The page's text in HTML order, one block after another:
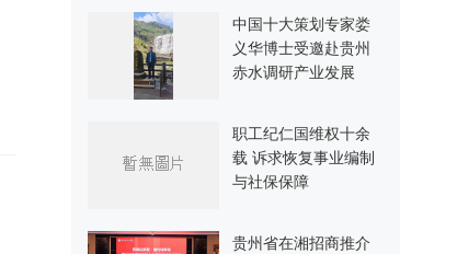
中国十大策划专家娄
义华博士受邀赴贵州
赤水调研产业发展
职工纪仁国维权十余
载 诉求恢复事业编制
与社保保障
贵州省在湘招商推介